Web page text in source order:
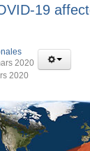
19
2020
2020